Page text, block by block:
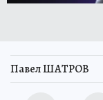
Павел ШАТРОВ